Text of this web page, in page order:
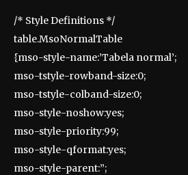
/* Style Definitions */
table.MsoNormalTable
{mso-style-name:’Tabela normal’;
mso-tstyle-rowband-size:0;
mso-tstyle-colband-size:0;
mso-style-noshow:yes;
mso-style-priority:99;
mso-style-qformat:yes;
mso-style-parent:”;